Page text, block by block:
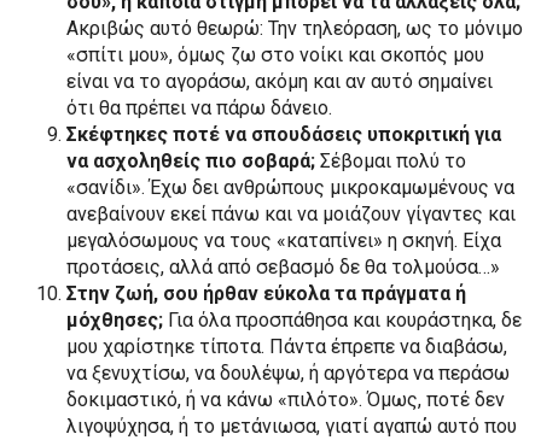
Ακριβώς αυτό θεωρώ: Την τηλεόραση, ως το μόνιμο
«σπίτι μου», όμως ζω στο νοίκι και σκοπός μου
είναι να το αγοράσω, ακόμη και αν αυτό σημαίνει
ότι θα πρέπει να πάρω δάνειο.
Σκέφτηκες ποτέ να σπουδάσεις υποκριτική για
να ασχοληθείς πιο σοβαρά; Σέβομαι πολύ το
«σανίδι». Έχω δει ανθρώπους μικροκαμωμένους να
ανεβαίνουν εκεί πάνω και να μοιάζουν γίγαντες και
μεγαλόσωμους να τους «καταπίνει» η σκηνή. Είχα
προτάσεις, αλλά από σεβασμό δε θα τολμούσα…»
Στην ζωή, σου ήρθαν εύκολα τα πράγματα ή
μόχθησες; Για όλα προσπάθησα και κουράστηκα, δε
μου χαρίστηκε τίποτα. Πάντα έπρεπε να διαβάσω,
να ξενυχτίσω, να δουλέψω, ή αργότερα να περάσω
δοκιμαστικό, ή να κάνω «πιλότο». Όμως, ποτέ δεν
λιγοψύχησα, ή το μετάνιωσα, γιατί αγαπώ αυτό που